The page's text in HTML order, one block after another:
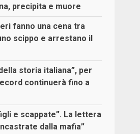
precipita e muore
fanno una cena tra
scippo e arrestano il
storia italiana”, per
continuerà fino a
e scappate”. La lettera
dalla mafia”